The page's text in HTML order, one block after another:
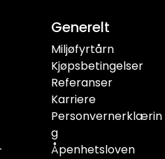
Generelt
Miljøfyrtårn
Kjøpsbetingelser
Referanser
Karriere
Personvernerklærin
g
Åpenhetsloven